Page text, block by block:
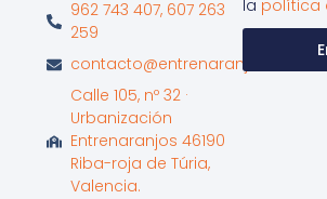
962 743 407, 607 263
259
Calle 105, nº 32 ·
Urbanización
Entrenaranjos 46190
Riba-roja de Túria,
Valencia.
la política